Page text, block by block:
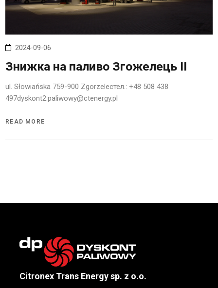
2024-09-06
Знижка на паливо Згожелець II
ul. Słowiańska 759-900 Zgorzelecтел.: +48 508 438
497dyskont2.paliwowy@ctenergy.pl
READ MORE
Citronex Trans Energy sp. z o.o.